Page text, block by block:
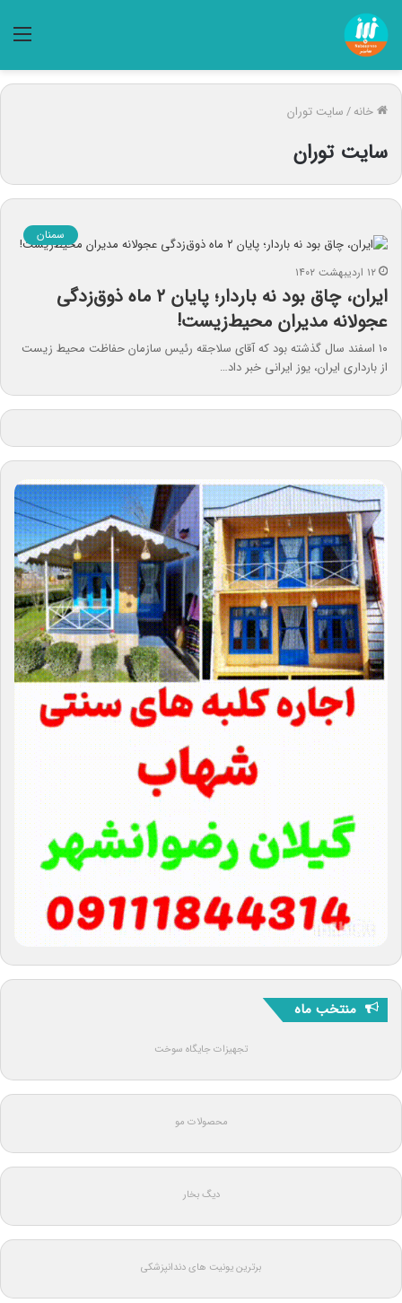
خانه/سایت توران
سایت توران
سمنان
۱۲ اردیبهشت ۱۴۰۲
ایران، چاق بود نه باردار؛‌ پایان ۲ ماه ذوق‌زدگی
عجولانه مدیران محیط‌زیست!
۱۰ اسفند سال گذشته بود که آقای سلاجقه رئیس سازمان حفاظت محیط زیست
از بارداری ایران، یوز ایرانی خبر داد…
منتخب ماه
تجهیزات جایگاه سوخت
محصولات مو
دیگ بخار
برترین یونیت های دندانپزشکی